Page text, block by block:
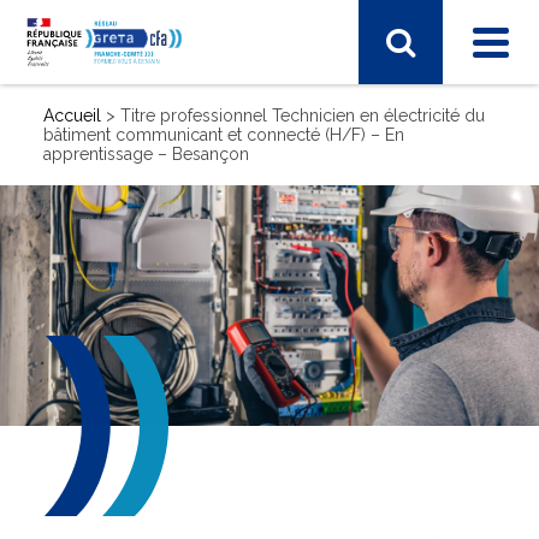
SECTEUR D'ACTIVITÉ
Arts, spectacle, industries créatives
BTP - bâtiment travaux publics
Commerce, marketing, finance
Electronique, informatique, télécomunication
Energie, électricité
Industrie, matières premières
Santé, social, sécurité
Sciences humaines, langues, pédagogie, information
communication
Accueil > Titre professionnel Technicien en électricité du
bâtiment communicant et connecté (H/F) – En
apprentissage – Besançon